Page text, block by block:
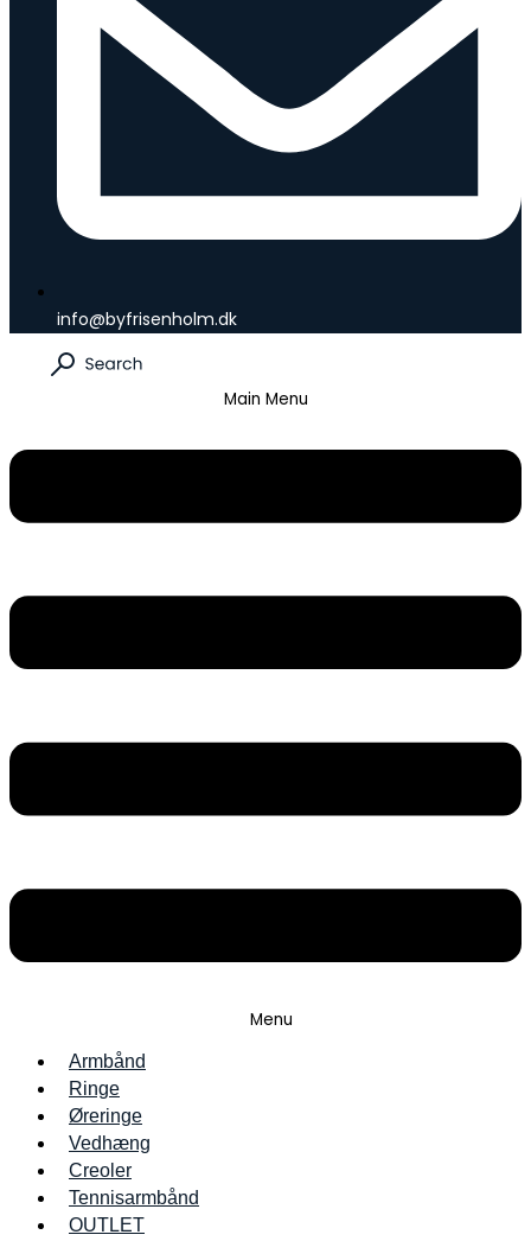
info@byfrisenholm.dk
Main Menu
Menu
Armbånd
Ringe
Øreringe
Vedhæng
Creoler
Tennisarmbånd
OUTLET